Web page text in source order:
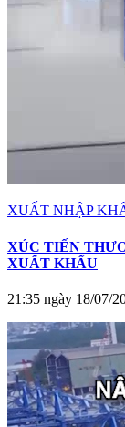
XUẤT NHẬP
XÚC TIẾN
XUẤT KHẨU
21:35 ngày 18/07/